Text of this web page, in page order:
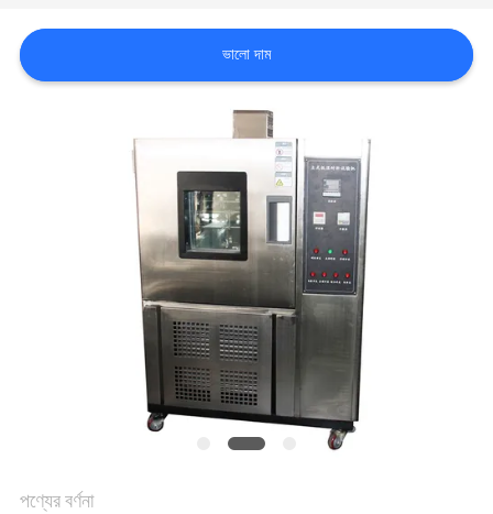
উদ্ধৃতির
জন্য
ভালো দাম
পণ্যের বর্ণনা